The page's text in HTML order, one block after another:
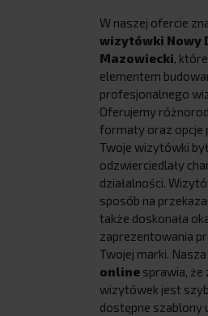
W naszej ofercie
wizytówki Nowy
Mazowiecki,
elementem
profesjonalnego
Oferujemy
formaty oraz opcje
Twoje wizytówki
odzwierciedlały
działalności.
sposób na
także doskonała
zaprezentowania
Twojej marki. Nasza
online sprawia, że
wizytówek jest
dostępne szablony